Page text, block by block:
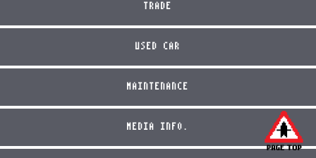
TRADE
USED CAR
MAINTENANCE
MEDIA INFO.